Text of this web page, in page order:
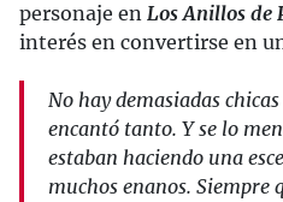
personaje en Los Anillos de
interés en convertirse en
No hay demasiadas
encantó tanto. Y se lo
estaban haciendo una
muchos enanos.